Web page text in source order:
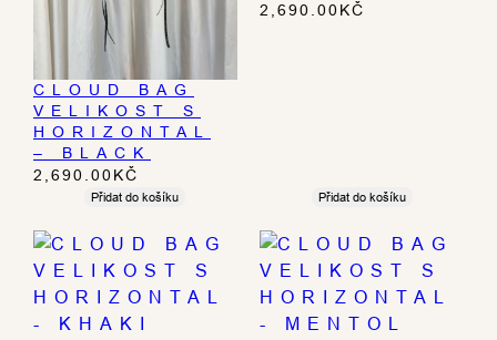
CLOUD BAG
VELIKOST S
HORIZONTAL
– BLACK
2,690.00 KČ
Přidat do košíku
2,690.00 KČ
Přidat do košíku